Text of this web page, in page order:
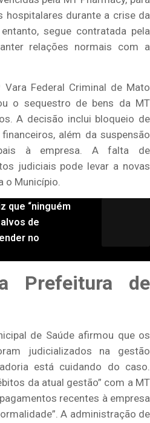
hospitalares durante a crise da
segue contratada pela
relações normais com a
Federal Criminal de Mato
o sequestro de bens da MT
A decisão inclui bloqueio de
além da suspensão
à empresa. A falta de
judiciais pode levar a novas
Município.
que “ninguém
de
no
Prefeitura de
de Saúde afirmou que os
judicializados na gestão
está cuidando do caso.
da atual gestão” com a MT
recentes à empresa
A administração de